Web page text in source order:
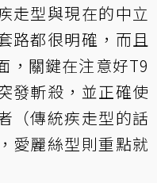
走型與現在的中立
路都很明確，而且
，關鍵在注意好T9
發斬殺，並正確使
（傳統疾走型的話
愛麗絲型則重點就